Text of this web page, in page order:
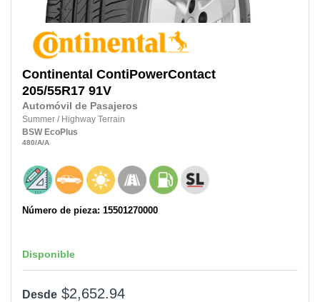
Continental ContiPowerContact
205/55R17 91V
Automóvil de Pasajeros
Summer / Highway Terrain
BSW EcoPlus
480/A/A
Número de pieza: 15501270000
Disponible
Desde $2,652.94